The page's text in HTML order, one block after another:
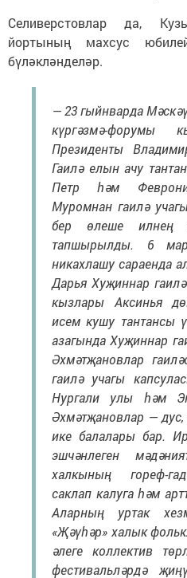
Селиверстовлар да,
йортының махсус
бүләкләнделәр.
— 23 гыйнварда
күргәзмә-форумы
Президенты
Гаилә елын ачу
Петр һәм
Муромнан гаилә
бер өлеше илнең
тапшырылды. 6
никахлашу сараенда
Дарья Хуҗиннар
кызлары Аксинья
исем кушу тантансы
азагында Хуҗиннар
Әхмәтҗановлар
гаилә учагы
Нургали улы һәм
Әхмәтҗановлар —
ике балалары бар.
эшчәнлеген
халкының гореф-
саклап калуга һәм
Аларның уртак
«Җәүһәр» халык
әлеге коллектив
фестивальләрдә